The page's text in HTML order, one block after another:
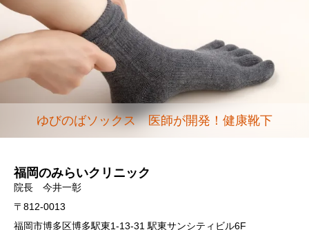
ゆびのばソックス 医師が開発！健康靴下
福岡のみらいクリニック
院長 今井一彰
〒812-0013
福岡市博多区博多駅東1-13-31 駅東サンシティビル6F